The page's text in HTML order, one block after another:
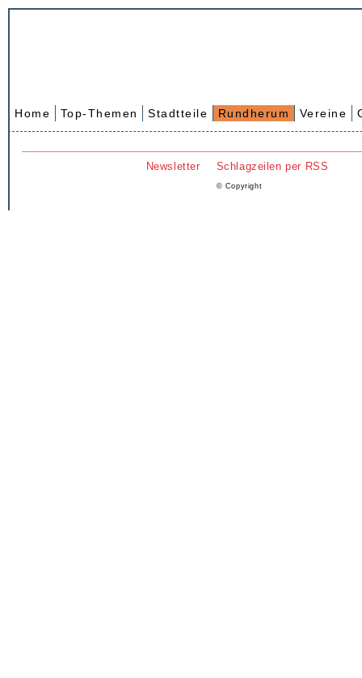
Home Top-Themen Stadtteile Rundherum Vereine
Newsletter Schlagzeilen per RSS
© Copyright